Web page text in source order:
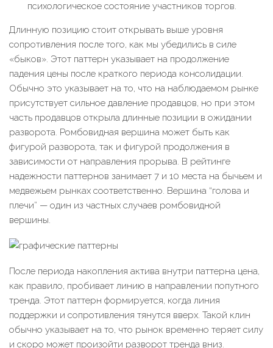
психологическое состояние участников торгов.
Длинную позицию стоит открывать выше уровня
сопротивления после того, как мы убедились в силе
«быков». Этот паттерн указывает на продолжение
падения цены после краткого периода консолидации.
Обычно это указывает на то, что на наблюдаемом рынке
присутствует сильное давление продавцов, но при этом
часть продавцов открыла длинные позиции в ожидании
разворота. Ромбовидная вершина может быть как
фигурой разворота, так и фигурой продолжения в
зависимости от направления прорыва. В рейтинге
надежности паттернов занимает 7 и 10 места на бычьем и
медвежьем рынках соответственно. Вершина “голова и
плечи” — один из частных случаев ромбовидной
вершины.
После периода накопления актива внутри паттерна цена,
как правило, пробивает линию в направлении попутного
тренда. Этот паттерн формируется, когда линия
поддержки и сопротивления тянутся вверх. Такой клин
обычно указывает на то, что рынок временно теряет силу
и скоро может произойти разворот тренда вниз.